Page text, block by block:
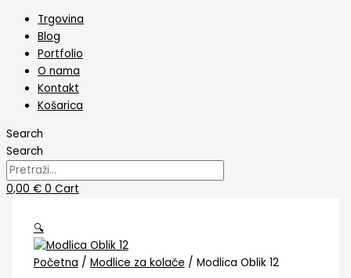
Trgovina
Blog
Portfolio
O nama
Kontakt
Košarica
Search
Search
0,00 € 0 Cart
🔍
Početna / Modlice za kolače / Modlica Oblik 12